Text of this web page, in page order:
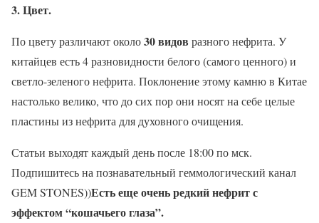
3. Цвет.
По цвету различают около30 видов разного нефрита. У
китайцев есть 4 разновидности белого (самого ценного) и
светло-зеленого нефрита. Поклонение этому камню в Китае
настолько велико, что до сих пор они носят на себе целые
пластины из нефрита для духовного очищения.
Статьи выходят каждый день после 18:00 по мск.
Подпишитесь на познавательный геммологический канал
GEM STONES))Есть еще очень редкий нефрит с
эффектом “кошачьего глаза”.